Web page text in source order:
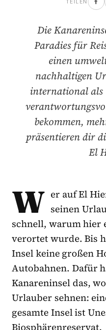
Die
Paradies für
einen
nachhaltigen
international als
bekommen,
präsentieren dir
El
W er auf El
seinen
schnell, warum hier
verortet wurde. Bis
Insel keine großen
Autobahnen. Dafür
Kanareninsel das,
Urlauber sehnen:
gesamte Insel ist
Biosphärenreservat.